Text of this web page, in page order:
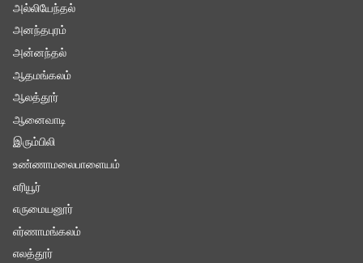
அல்லியேந்தல்
அனந்தபுரம்
அன்னந்தல்
ஆதமங்கலம்
ஆலத்தூர்
ஆனைவாடி
இரும்பிலி
உண்ணாமலைபாளையம்
எரியூர்
எருமையனூர்
எர்ணாமங்கலம்
எலத்தூர்